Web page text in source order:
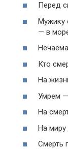
Перед
Мужику
— в
Кто
На
Умрем —
На
На миру
Смерть